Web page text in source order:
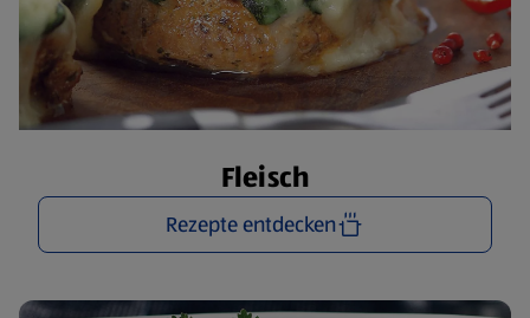
Fleisch
Rezepte entdecken